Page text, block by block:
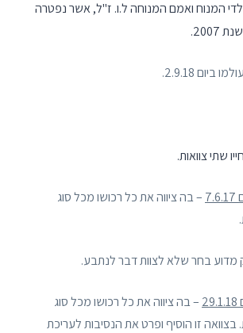
המנוח ואמם המנוחה ל.ו. ז"ל, אשר נפטרה
2.9.18.
שתי צוואות.
– בה ציווה את כל רכושו מכל סוג
מדוע בחר שלא לצוות דבר לנתבע.
– בה ציווה את כל רכושו מכל סוג
זו הוסיף ופרט את הנסיבות לעריכת